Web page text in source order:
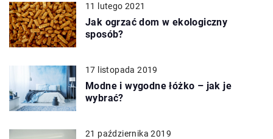
11 lutego 2021
Jak ogrzać dom w ekologiczny
sposób?
17 listopada 2019
Modne i wygodne łóżko – jak je
wybrać?
21 października 2019